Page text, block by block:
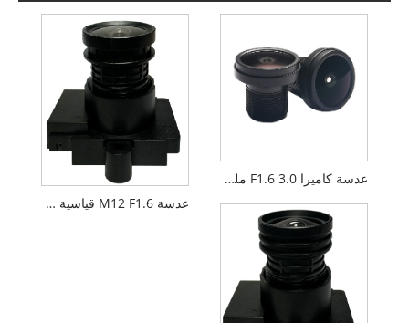
عدسة M12 F1.6 قياسية 2.8 مم 1/2.7 بوصة FPV
عدسة كاميرا F1.6 3.0 ملم 1/2.7 بوصة M12 FPV بدون طيار PL092IRS1